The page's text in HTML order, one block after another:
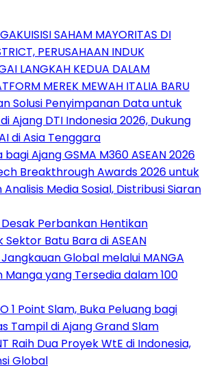
SAHAM MAYORITAS DI
PERUSAHAAN INDUK
LANGKAH KEDUA DALAM
MEREK MEWAH ITALIA BARU
Solusi Penyimpanan Data untuk
Ajang DTI Indonesia 2026, Dukung
di Asia Tenggara
Ajang GSMA M360 ASEAN 2026
Breakthrough Awards 2026 untuk
Media Sosial, Distribusi Siaran
Perbankan Hentikan
Batu Bara di ASEAN
Global melalui MANGA
Manga yang Tersedia dalam 100
1 Point Slam, Buka Peluang bagi
Tampil di Ajang Grand Slam
Raih Dua Proyek WtE di Indonesia,
Global